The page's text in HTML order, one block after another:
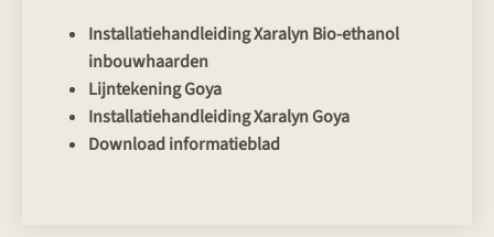
Installatiehandleiding Xaralyn Bio-ethanol
inbouwhaarden
Lijntekening Goya
Installatiehandleiding Xaralyn Goya
Download informatieblad